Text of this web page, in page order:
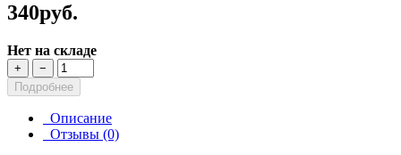
340руб.
Нет на складе
+
−
Подробнее
Описание
Отзывы (0)